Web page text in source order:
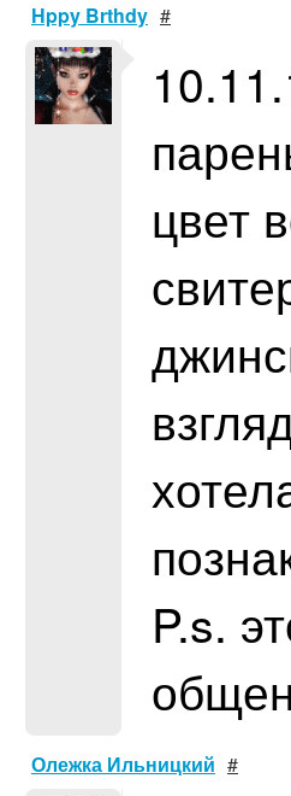
Hppy Brthdy #
цвет
P.s.
Олежка Ильницкий #